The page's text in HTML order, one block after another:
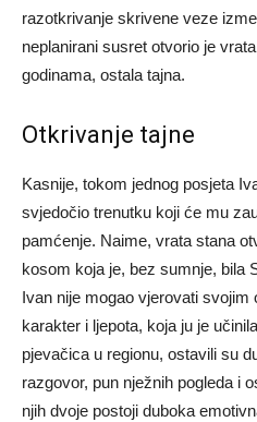
razotkrivanje skrivene veze
neplanirani susret otvorio je
godinama, ostala tajna.
Otkrivanje tajne
Kasnije, tokom jednog posjeta
svjedočio trenutku koji će mu
pamćenje. Naime, vrata stana
kosom koja je, bez sumnje, bila
Ivan nije mogao vjerovati svojim
karakter i ljepota, koja ju je
pjevačica u regionu, ostavili su
razgovor, pun nježnih pogleda i
njih dvoje postoji duboka